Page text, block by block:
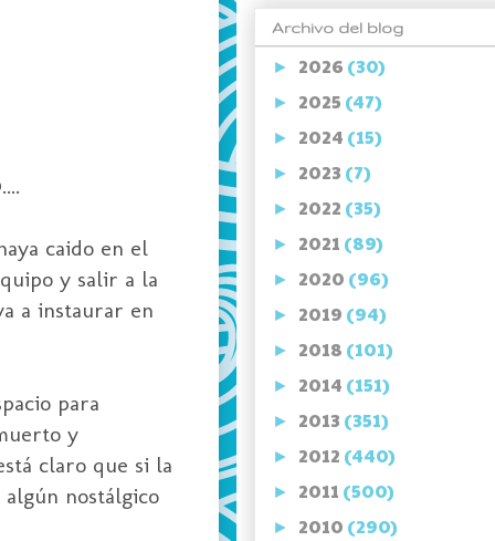
caido en el
y salir a la
a instaurar en
para
y
claro que si la
nostálgico
Archivo del blog
► 2026 (30)
► 2025 (47)
► 2024 (15)
► 2023 (7)
► 2022 (35)
► 2021 (89)
► 2020 (96)
► 2019 (94)
► 2018 (101)
► 2014 (151)
► 2013 (351)
► 2012 (440)
► 2011 (500)
► 2010 (290)